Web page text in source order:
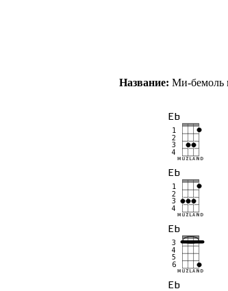
Название: Ми-бемоль